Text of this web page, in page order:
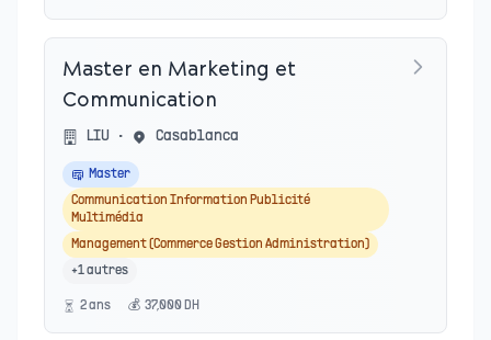
Master en Marketing et
Communication
LIU • Casablanca
Master
Communication Information Publicité
Multimédia
Management (Commerce Gestion Administration)
+1autres
2ans 💰 37,000 DH